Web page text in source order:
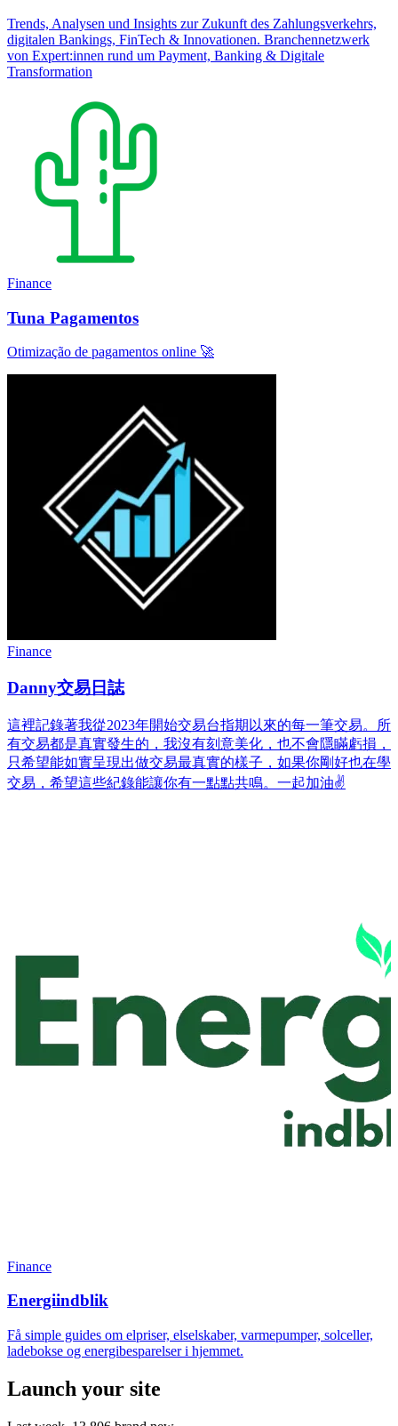
Trends, Analysen und Insights zur Zukunft des Zahlungsverkehrs,
digitalen Bankings, FinTech & Innovationen. Branchennetzwerk
von Expert:innen rund um Payment, Banking & Digitale
Transformation
Finance
Tuna Pagamentos
Otimização de pagamentos online 🚀
Finance
Danny交易日誌
這裡記錄著我從2023年開始交易台指期以來的每一筆交易。所
有交易都是真實發生的，我沒有刻意美化，也不會隱瞞虧損，
只希望能如實呈現出做交易最真實的樣子，如果你剛好也在學
交易，希望這些紀錄能讓你有一點點共鳴。一起加油✌️
Finance
Energiindblik
Få simple guides om elpriser, elselskaber, varmepumper, solceller,
ladebokse og energibesparelser i hjemmet.
Launch your site